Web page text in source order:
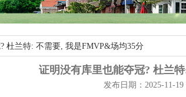
杜兰特: 不需要, 我是FMVP&场均35分
证明没有库里也能夺冠? 杜兰
发布日期：2025-11-